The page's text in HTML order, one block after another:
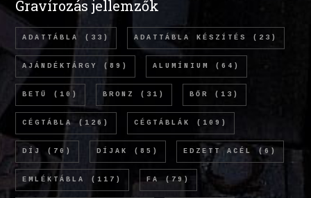
Gravírozás jellemzők
ADATTÁBLA (33) ADATTÁBLA KÉSZÍTÉS (23)
AJÁNDÉKTÁRGY (89) ALUMÍNIUM (64)
BETŰ (10) BRONZ (31) BŐR (13)
CÉGTÁBLA (126) CÉGTÁBLÁK (109)
DÍJ (70) DÍJAK (85) EDZETT ACÉL (6)
EMLÉKTÁBLA (117) FA (79)